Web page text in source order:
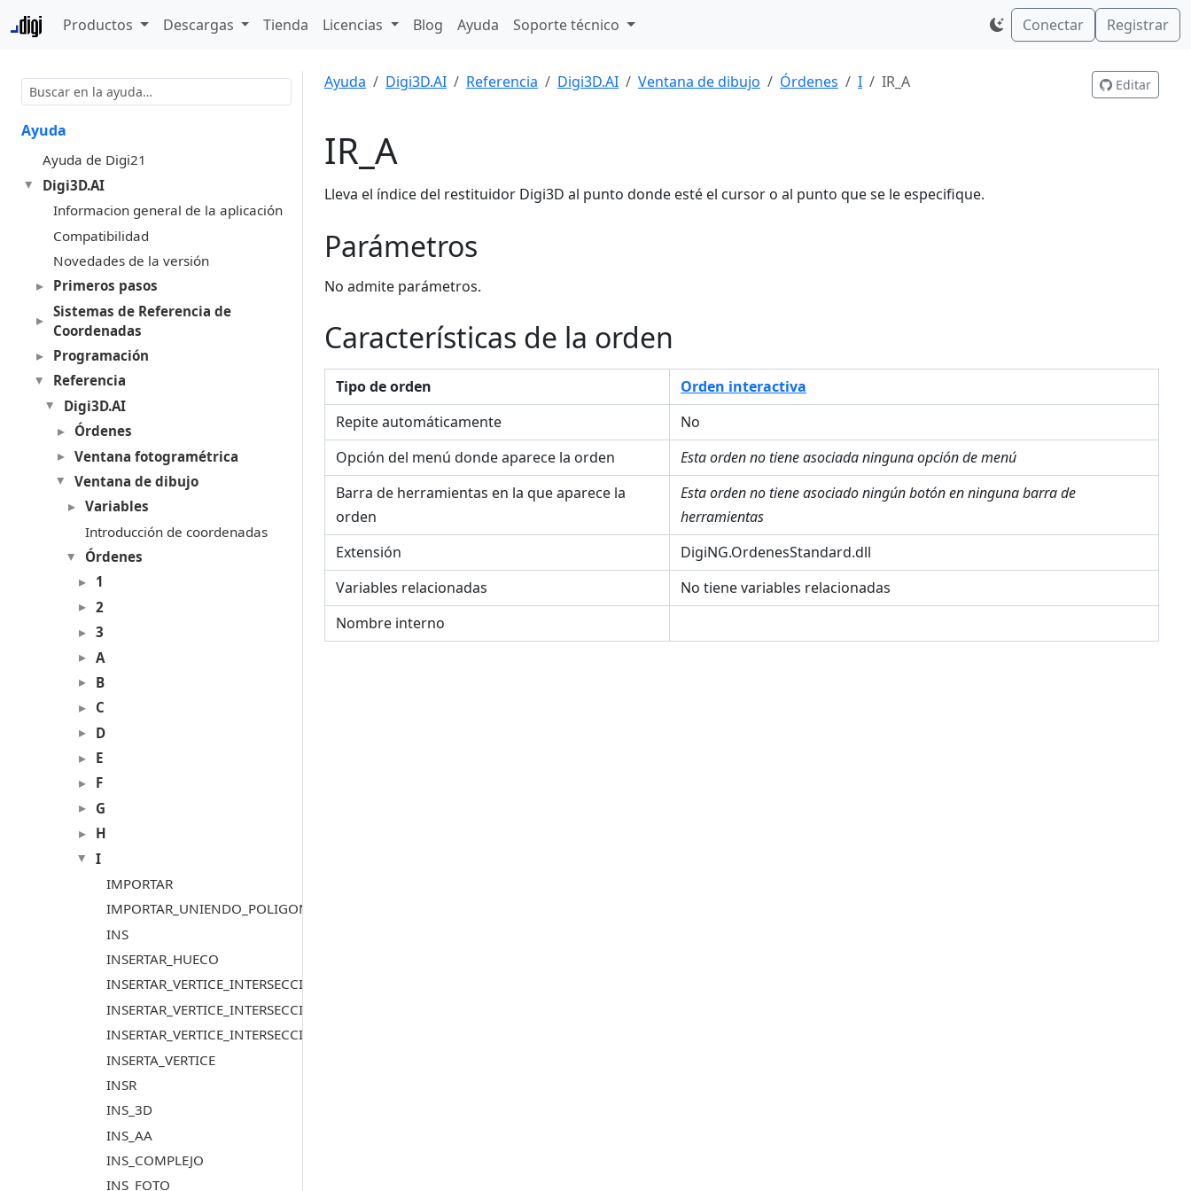
Productos Descargas Tienda Licencias Blog Ayuda Soporte técnico Conectar Registrar
Ayuda
Ayuda de Digi21
Digi3D.AI
Informacion general de la aplicación
Compatibilidad
Novedades de la versión
Primeros pasos
Sistemas de Referencia de
Coordenadas
Programación
Referencia
Digi3D.AI
Órdenes
Ventana fotogramétrica
Ventana de dibujo
Variables
Introducción de coordenadas
Órdenes
1
2
3
A
B
C
D
E
F
G
H
I
IMPORTAR
IMPORTAR_UNIENDO_POLIGONOS
INS
INSERTAR_HUECO
INSERTAR_VERTICE_INTERSECCION_LINEAS
INSERTAR_VERTICE_INTERSECCION_LINEAS_VISIBLES
INSERTAR_VERTICE_INTERSECCION_LINEA_PUNTO
INSERTA_VERTICE
INSR
INS_3D
INS_AA
INS_COMPLEJO
INS_FOTO
Ayuda Digi3D.AI Referencia Digi3D.AI Ventana de dibujo Órdenes I IR_A Editar
IR_A
Lleva el índice del restituidor Digi3D al punto donde esté el cursor o al punto que se le especifique.
Parámetros
No admite parámetros.
Características de la orden
Tipo de orden
Orden interactiva
Repite automáticamente
No
Opción del menú donde aparece la orden
Esta orden no tiene asociada ninguna opción de menú
Barra de herramientas en la que aparece la
orden
Esta orden no tiene asociado ningún botón en ninguna barra de
herramientas
Extensión
DigiNG.OrdenesStandard.dll
Variables relacionadas
No tiene variables relacionadas
Nombre interno